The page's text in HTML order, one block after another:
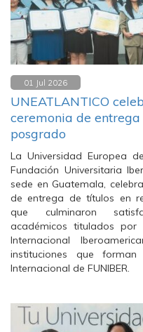
01 Jul 2026
UNEATLANTICO
ceremonia de
posgrado
La Universidad Europea
Fundación Universitaria
sede en Guatemala,
de entrega de títulos en
que culminaron
académicos titulados por
Internacional
instituciones que
Internacional de FUNIBER.